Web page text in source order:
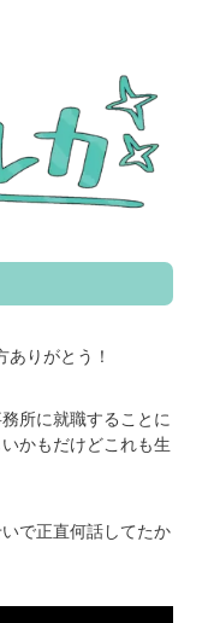
ありがとう！
所に就職することに
かもだけどこれも生
で正直何話してたか